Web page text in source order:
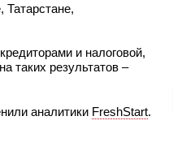
Татарстане,
и налоговой,
таких результатов –
аналитики FreshStart.